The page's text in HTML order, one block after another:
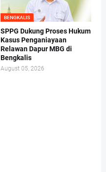
BENGKALIS
SPPG Dukung Proses Hukum
Kasus Penganiayaan
Relawan Dapur MBG di
Bengkalis
August 05, 2026